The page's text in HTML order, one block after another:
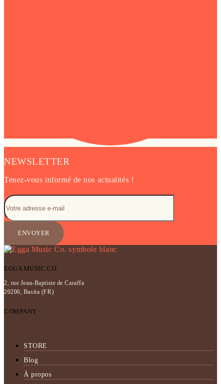
NEWSLETTER
Tenez-vous informé de nos actualités !
EGGA MUSIC CO.
2, rue Jean-Baptiste de Caraffa
20200, Bastia (FR)
COMPANY
STORE
Blog
À propos